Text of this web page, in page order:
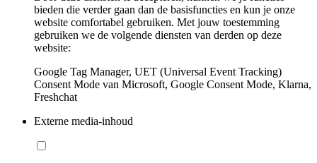
bieden die verder gaan dan de basisfuncties en kun je onze
website comfortabel gebruiken. Met jouw toestemming
gebruiken we de volgende diensten van derden op deze
website:
Google Tag Manager, UET (Universal Event Tracking)
Consent Mode van Microsoft, Google Consent Mode, Klarna,
Freshchat
Externe media-inhoud